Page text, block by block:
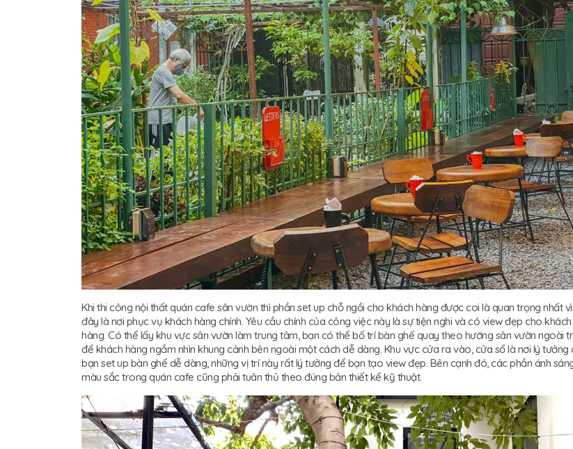
Khi thi công nội thất quán cafe sân vườn thì phần set up chỗ ngồi cho khách hàng được coi là quan trọng nhất vì
đây là nơi phục vụ khách hàng chính. Yêu cầu chính của công việc này là sự tiện nghi và có view đẹp cho khách
hàng. Có thể lấy khu vực sân vườn làm trung tâm, bạn có thể bố trí bàn ghế quay theo hướng sân vườn ngoài
để khách hàng ngắm nhìn khung cảnh bên ngoài một cách dễ dàng. Khu vực cửa ra vào, cửa sổ là nơi lý tưởng
bạn set up bàn ghế dễ dàng, những vị trí này rất lý tưởng để bạn tạo view đẹp. Bên cạnh đó, các phần ánh
màu sắc trong quán cafe cũng phải tuân thủ theo đúng bản thiết kế kỹ thuật.